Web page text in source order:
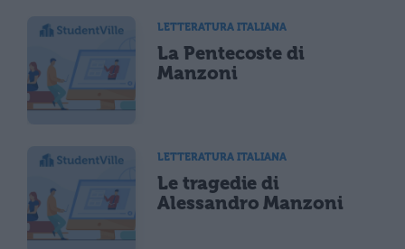
LETTERATURA ITALIANA
La Pentecoste di
Manzoni
LETTERATURA ITALIANA
Le tragedie di
Alessandro Manzoni